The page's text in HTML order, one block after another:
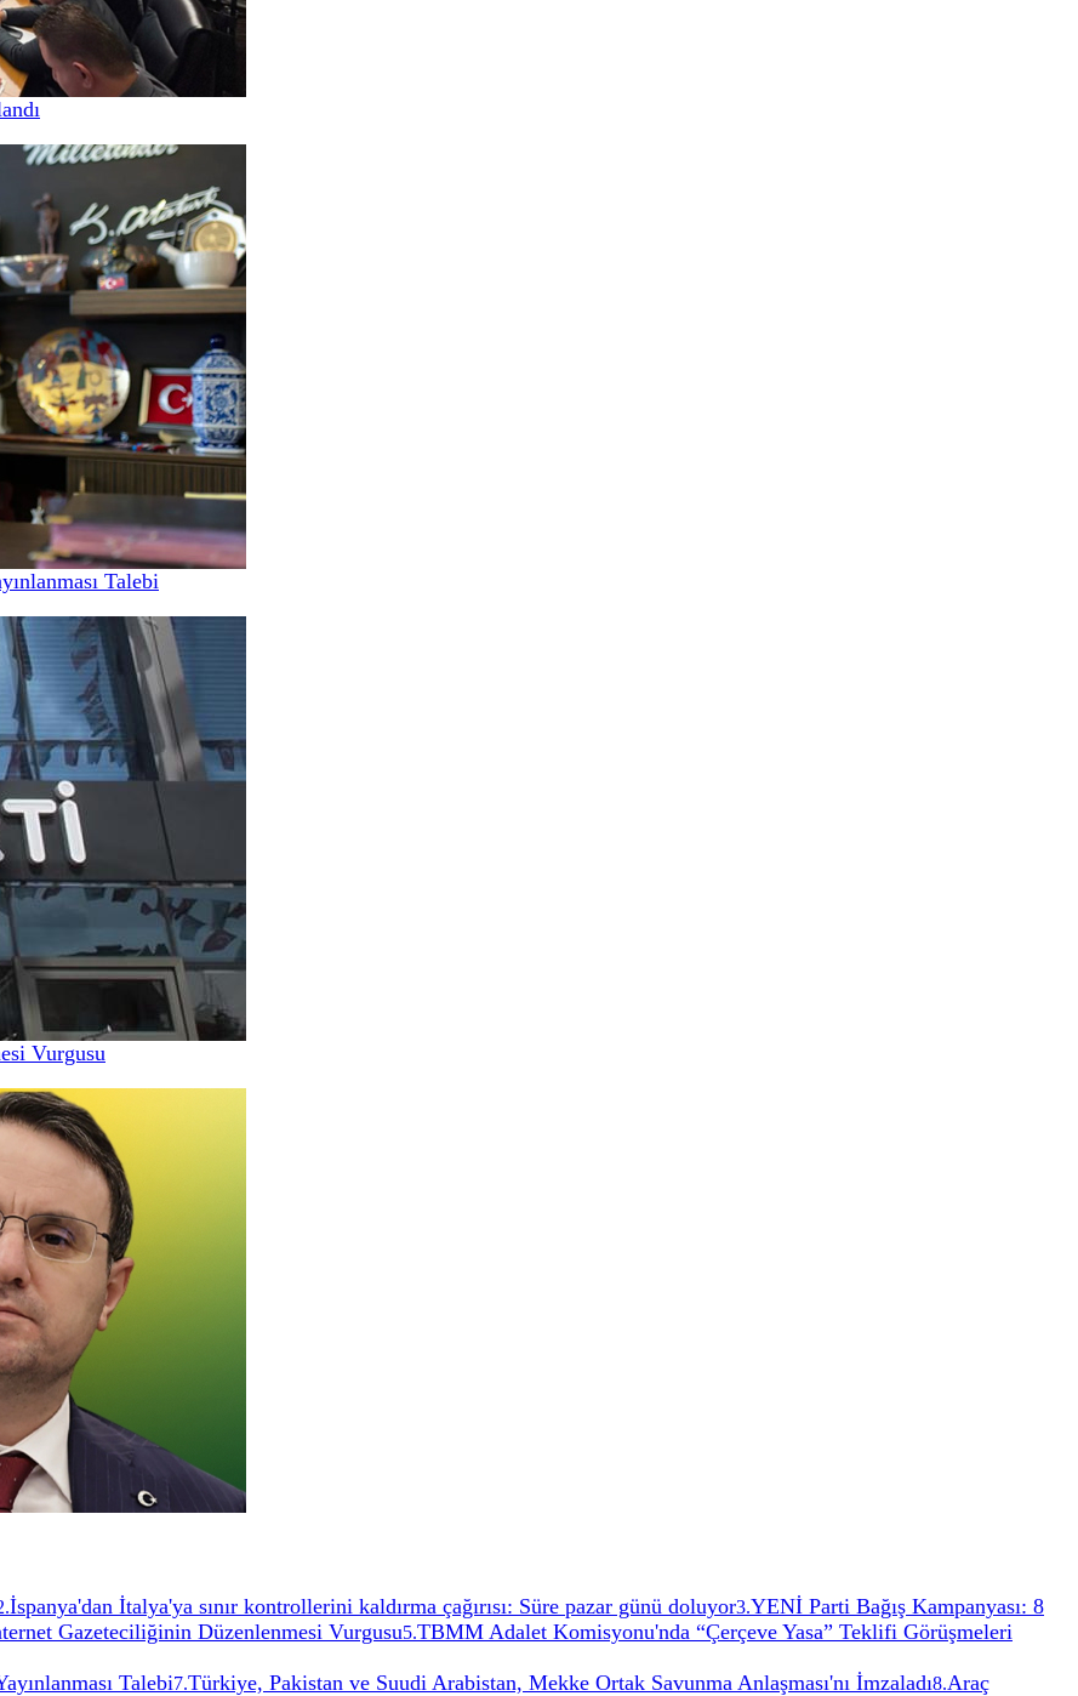
Talebi
Vurgusu
.İspanya'dan İtalya'ya sınır kontrollerini kaldırma çağırısı: Süre pazar günü doluyor3.YENİ Parti Bağış Kampanyası: 8
Gazeteciliğinin Düzenlenmesi Vurgusu5.TBMM Adalet Komisyonu'nda “Çerçeve Yasa” Teklifi Görüşmeleri
Talebi7.Türkiye, Pakistan ve Suudi Arabistan, Mekke Ortak Savunma Anlaşması'nı İmzaladı8.Araç